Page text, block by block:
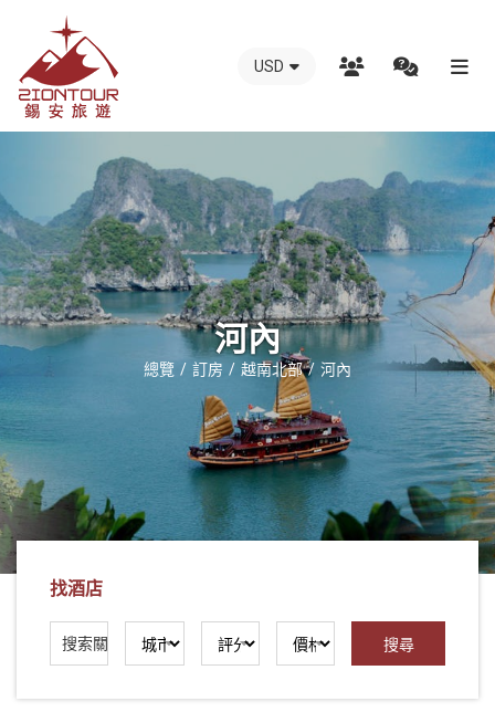
越
安
國
際
旅
行
社
南
接
-
USD
河內
總覽 訂房 越南北部 河內
找酒店